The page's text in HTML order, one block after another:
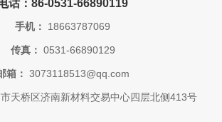
话：86-0531-66890119
手机： 18663787069
传真： 0531-66890129
箱： 3073118513@qq.com
天桥区济南新材料交易中心四层北侧413号